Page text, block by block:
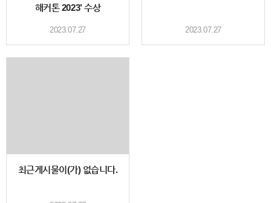
해커톤 2023’ 수상
2023.07.27 2023.07.27
최근게시물이(가) 없습니다.